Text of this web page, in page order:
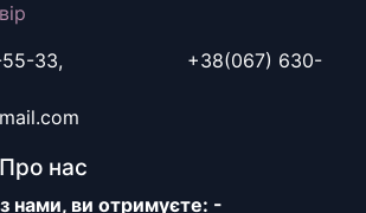
55-33, +38(067) 630-
нас
нами, ви отримуєте: -